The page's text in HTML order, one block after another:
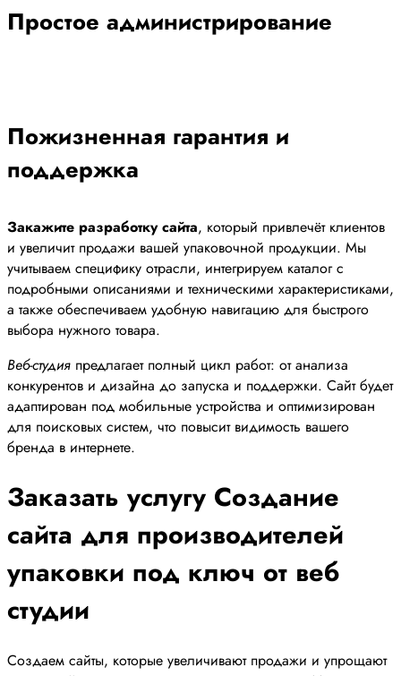
Простое администрирование
Пожизненная гарантия и
поддержка
Закажите разработку сайта, который привлечёт клиентов
и увеличит продажи вашей упаковочной продукции. Мы
учитываем специфику отрасли, интегрируем каталог с
подробными описаниями и техническими характеристиками,
а также обеспечиваем удобную навигацию для быстрого
выбора нужного товара.
Веб-студия предлагает полный цикл работ: от анализа
конкурентов и дизайна до запуска и поддержки. Сайт будет
адаптирован под мобильные устройства и оптимизирован
для поисковых систем, что повысит видимость вашего
бренда в интернете.
Заказать услугу Создание
сайта для производителей
упаковки под ключ от веб
студии
Создаем сайты, которые увеличивают продажи и упрощают